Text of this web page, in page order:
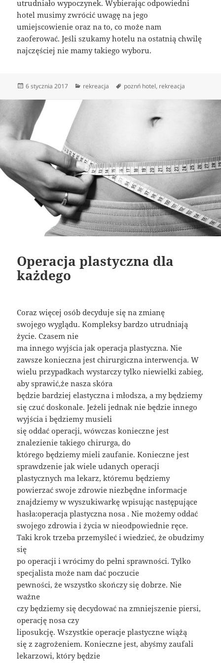
utrudniało wypoczynek. Wybierając odpowiedni
hotel musimy zwrócić uwagę na jego
umiejscowienie oraz na to, co może nam
zaoferować. Jeśli szukamy hotelu na ostatnią chwilę
najczęściej nie mamy takiego wyboru.
Data
6 stycznia 2017 Kategorie
rekreacja Tagi
poznń hotel, rekreacja
Operacja plastyczna dla
każdego
Coraz więcej osób decyduje się na zmianę
swojego wyglądu. Kompleksy bardzo utrudniają
życie. Czasem nie
ma innego wyjścia jak operacja plastyczna. Nie
zawsze konieczna jest chirurgiczna interwencja. W
wielu przypadkach wystarczy tylko niewielki zabieg,
aby sprawić,że nasza skóra
będzie bardziej elastyczna i młodsza, a my będziemy
się czuć doskonale. Jeżeli jednak nie będzie innego
wyjścia i będziemy musieli
się oddać operacji, wówczas konieczne jest
znalezienie takiego chirurga, do
którego będziemy mieli zaufanie. Konieczne jest
sprawdzenie jak wiele udanych operacji
plastycznych ma lekarz, któremu będziemy
powierzać swoje zdrowie niezbędne informacje
znajdziemy w wyszukiwarkę wpisując następujące
hasła:operacja plastyczna nosa . Nie możemy oddać
swojego zdrowia i życia w nieodpowiednie ręce.
Taki krok trzeba przemyśleć i wiedzieć, że obudzimy
się
po operacji i wrócimy do pełni sprawności. Tylko
specjalista może nam dać poczucie
pewności, że wszystko skończy się dobrze. Nie
ważne
czy będziemy się decydować na zmniejszenie piersi,
operację nosa czy
liposukcję. Wszystkie operacje plastyczne wiążą
się z zagrożeniem. Konieczne jest, abyśmy zaufali
lekarzowi, który będzie